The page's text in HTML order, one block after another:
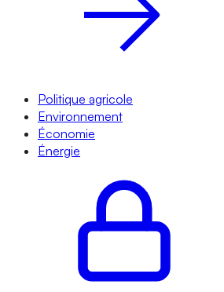
Politique agricole
Environnement
Économie
Énergie